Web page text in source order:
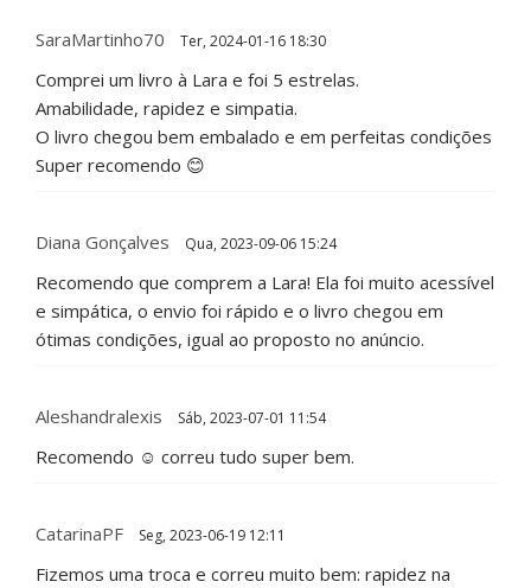
SaraMartinho70 Ter, 2024-01-16 18:30
Comprei um livro à Lara e foi 5 estrelas.
Amabilidade, rapidez e simpatia.
O livro chegou bem embalado e em perfeitas condições
Super recomendo 😊
Diana Gonçalves Qua, 2023-09-06 15:24
Recomendo que comprem a Lara! Ela foi muito acessível
e simpática, o envio foi rápido e o livro chegou em
ótimas condições, igual ao proposto no anúncio.
Aleshandralexis Sáb, 2023-07-01 11:54
Recomendo ☺️ correu tudo super bem.
CatarinaPF Seg, 2023-06-19 12:11
Fizemos uma troca e correu muito bem: rapidez na